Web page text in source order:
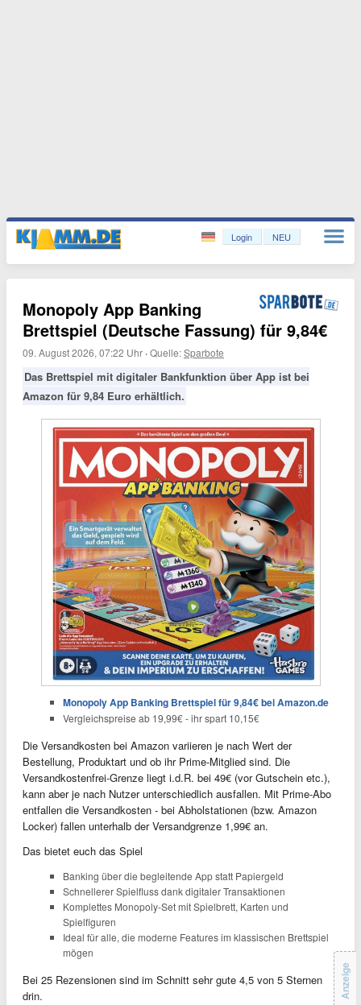
Login NEU
Monopoly App Banking
Brettspiel (Deutsche Fassung) für 9,84€
09. August 2026, 07:22 Uhr ·Quelle:Sparbote
Das Brettspiel mit digitaler Bankfunktion über App ist bei
Amazon für 9,84 Euro erhältlich.
Monopoly App Banking Brettspiel für 9,84€ bei Amazon.de
Vergleichspreise ab 19,99€ - ihr spart 10,15€
Die Versandkosten bei Amazon variieren je nach Wert der
Bestellung, Produktart und ob ihr Prime-Mitglied sind. Die
Versandkostenfrei-Grenze liegt i.d.R. bei 49€ (vor Gutschein etc.),
kann aber je nach Nutzer unterschiedlich ausfallen. Mit Prime-Abo
entfallen die Versandkosten - bei Abholstationen (bzw. Amazon
Locker) fallen unterhalb der Versandgrenze 1,99€ an.
Das bietet euch das Spiel
Banking über die begleitende App statt Papiergeld
Schnellerer Spielfluss dank digitaler Transaktionen
Komplettes Monopoly-Set mit Spielbrett, Karten und
Spielfiguren
Ideal für alle, die moderne Features im klassischen Brettspiel
mögen
Bei 25 Rezensionen sind im Schnitt sehr gute 4,5 von 5 Sternen
drin.
Anzeige